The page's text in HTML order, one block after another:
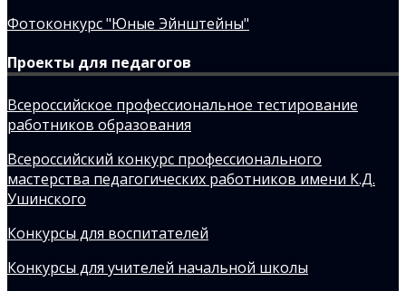
Фотоконкурс "Юные Эйнштейны"
Проекты для педагогов
Всероссийское профессиональное тестирование
работников образования
Всероссийский конкурс профессионального
мастерства педагогических работников имени К.Д.
Ушинского
Конкурсы для воспитателей
Конкурсы для учителей начальной школы